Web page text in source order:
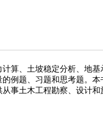
算、土坡稳定分析、地
例题、习题和思考题。
事土木工程勘察、设计和